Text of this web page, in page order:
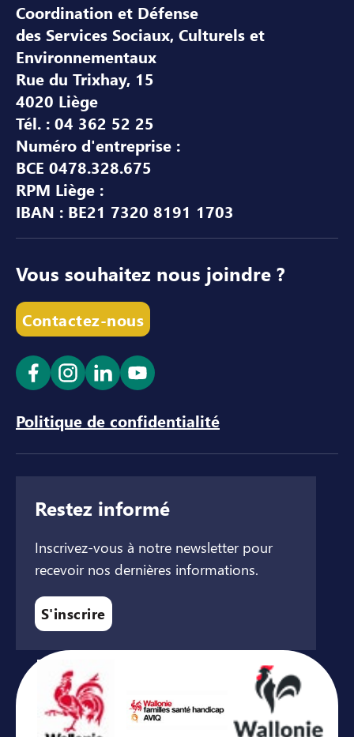
Coordination et Défense
des Services Sociaux, Culturels et
Environnementaux
Rue du Trixhay, 15
4020 Liège
Tél. : 04 362 52 25
Numéro d'entreprise :
BCE 0478.328.675
RPM Liège :
IBAN : BE21 7320 8191 1703
Vous souhaitez nous joindre ?
Contactez-nous
Ouvrir le lien dans un nouvel onglet
Ouvrir le lien dans un nouvel onglet
Ouvrir le lien dans un nouvel
Ouvrir le lien dans un
Politique de confidentialité
Restez informé
Inscrivez-vous à notre newsletter pour
recevoir nos dernières informations.
S'inscrire
Avec le soutien de ...